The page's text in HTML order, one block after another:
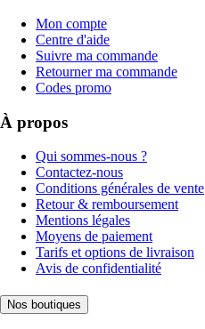
Mon compte
Centre d'aide
Suivre ma commande
Retourner ma commande
Codes promo
À propos
Qui sommes-nous ?
Contactez-nous
Conditions générales de vente
Retour & remboursement
Mentions légales
Moyens de paiement
Tarifs et options de livraison
Avis de confidentialité
Nos boutiques